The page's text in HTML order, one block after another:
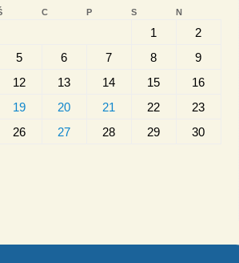
C P S N
1
2
5 6 7 8
9
12 13 14 15
16
19 20 21 22
23
26 27 28 29
30